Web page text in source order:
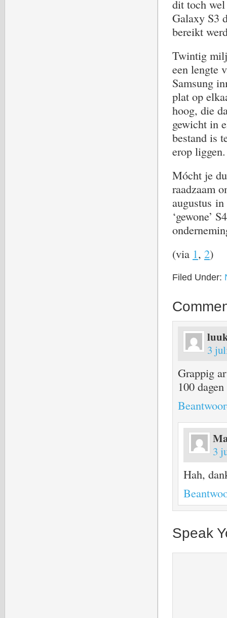
dit toch
Galaxy S3
bereikt
Twintig
een lengte
Samsung
plat op
hoog, die
gewicht in
bestand is
erop liggen.
Mócht je
raadzaam
augustus
‘gewone’
(via 1, 2)
Filed Under:
3
Grappig
100
3
Hah,
Speak